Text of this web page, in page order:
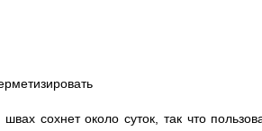
сохнет около суток, так что